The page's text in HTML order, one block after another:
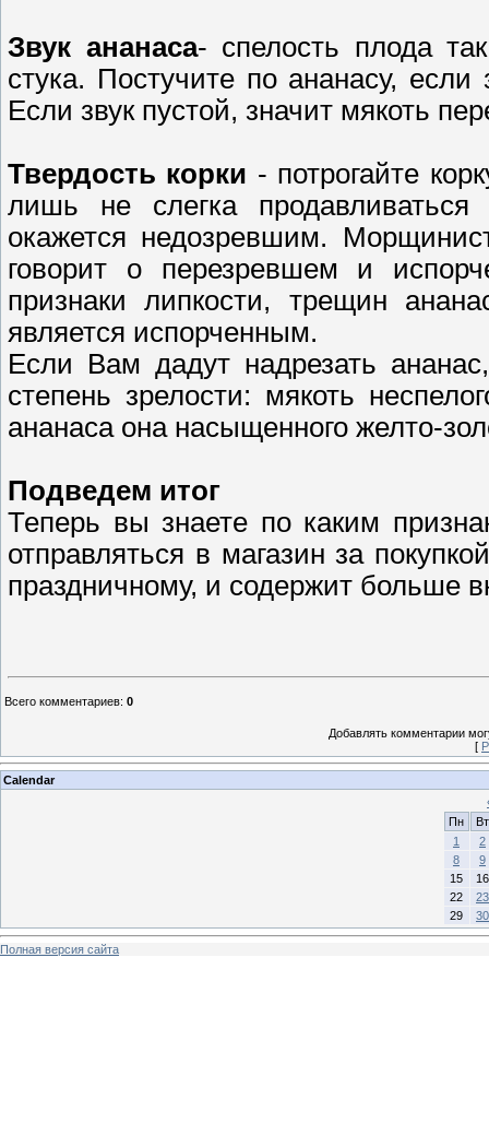
Звук ананаса- спелость плода
стука. Постучите по ананасу, если
Если звук пустой, значит мякоть
Твердость корки - потрогайте
лишь не слегка
окажется недозревшим.
говорит о перезревшем и
признаки липкости, трещин
является испорченным.
Если Вам дадут надрезать
степень зрелости: мякоть
ананаса она насыщенного желто-
Подведем итог
Теперь вы знаете по каким
отправляться в магазин за
праздничному, и содержит больше
Всего комментариев: 0
Добавлять комментарии
[
Calendar
Пн
Вт
1
2
8
9
15
16
22
23
29
30
Полная версия сайта